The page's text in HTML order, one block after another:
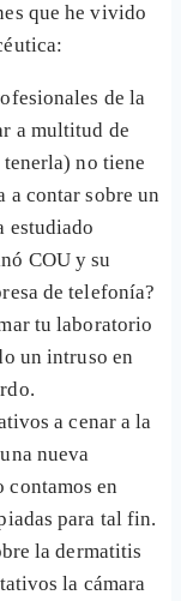
que he vivido
de la
a multitud de
no tiene
a contar sobre un
estudiado
COU y su
de telefonía?
tu laboratorio
un intruso en
a cenar a la
nueva
contamos en
para tal fin.
la dermatitis
la cámara